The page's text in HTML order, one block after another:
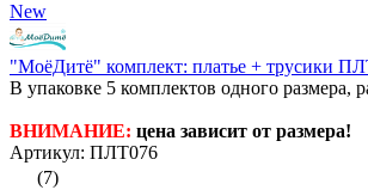
New
"МоёДитё" комплект: платье + трусики
В упаковке 5 комплектов одного размера,
ВНИМАНИЕ: цена зависит от размера!
Артикул: ПЛТ076
(7)